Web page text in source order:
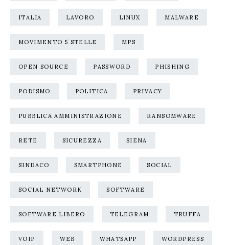
ITALIA LAVORO LINUX MALWARE
MOVIMENTO 5 STELLE MPS
OPEN SOURCE PASSWORD PHISHING
PODISMO POLITICA PRIVACY
PUBBLICA AMMINISTRAZIONE RANSOMWARE
RETE SICUREZZA SIENA
SINDACO SMARTPHONE SOCIAL
SOCIAL NETWORK SOFTWARE
SOFTWARE LIBERO TELEGRAM TRUFFA
VOIP WEB WHATSAPP WORDPRESS